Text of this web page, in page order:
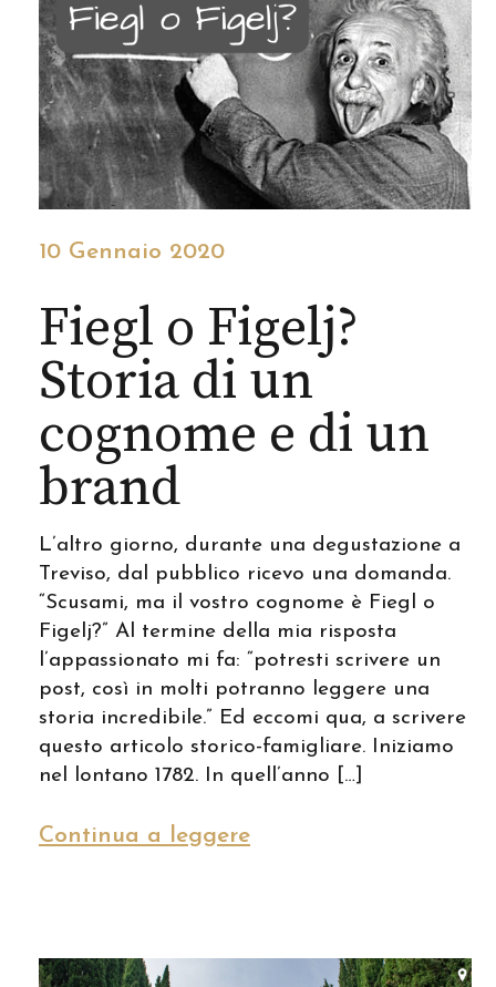
10 Gennaio 2020
Fiegl o Figelj?
Storia di un
cognome e di un
brand
L’altro giorno, durante una degustazione a
Treviso, dal pubblico ricevo una domanda.
“Scusami, ma il vostro cognome è Fiegl o
Figelj?” Al termine della mia risposta
l’appassionato mi fa: “potresti scrivere un
post, così in molti potranno leggere una
storia incredibile.” Ed eccomi qua, a scrivere
questo articolo storico-famigliare. Iniziamo
nel lontano 1782. In quell’anno […]
Continua a leggere